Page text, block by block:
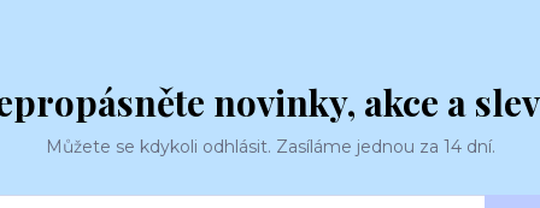
novinky, akce a
Můžete se kdykoli odhlásit. Zasíláme jednou za 14 dní.